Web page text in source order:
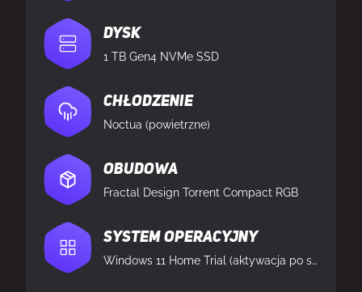
Dysk
1 TB Gen4 NVMe SSD
Chłodzenie
Noctua (powietrzne)
Obudowa
Fractal Design Torrent Compact RGB
System operacyjny
Windows 11 Home Trial (aktywacja po stronie klienta)